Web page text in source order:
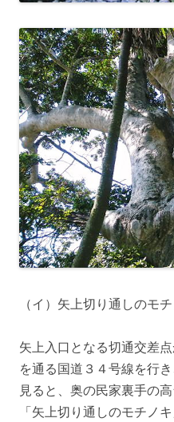
（イ）矢上切り通しの
矢上入口となる切通交差
を通る国道３４号線を行
見ると、奥の民家裏手の
「矢上切り通しのモチノキ